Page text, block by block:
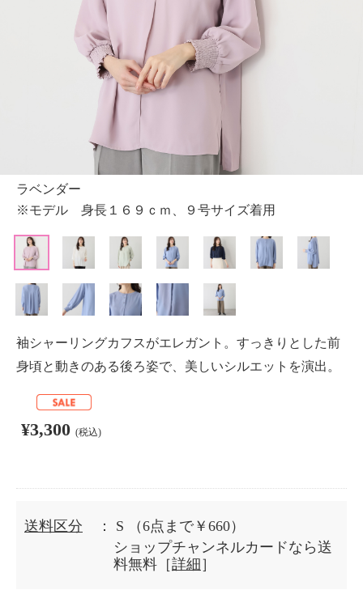
ラベンダー
※モデル 身長１６９ｃｍ、９号サイズ着用
袖シャーリングカフスがエレガント。すっきりとした前
身頃と動きのある後ろ姿で、美しいシルエットを演出。
¥3,300 (税込)
送料区分 ： S
（6点まで￥660）
ショップチャンネルカードなら送
料無料［詳細 ］